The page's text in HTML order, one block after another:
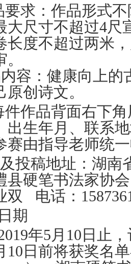
要求：作品形式
大尺寸不超过4尺
长度不超过两米
容：健康向上的
创诗文。
件作品背面右下
出生年月、联系
赛由指导老师统
投稿地址：湖南
县硬笔书法家协会
双
电话：
期
年5 月 10日止
10日前将获奖名